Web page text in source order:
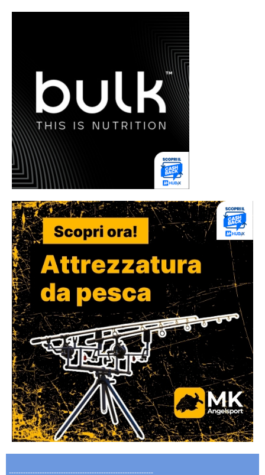
-------------------------------------------------------------